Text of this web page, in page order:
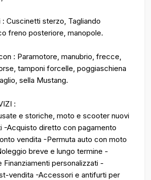
Cuscinetti sterzo, Tagliando
freno posteriore, manopole.
: Paramotore, manubrio, frecce,
tamponi forcelle, poggiaschiena
sella Mustang.
:
e storiche, moto e scooter nuovi
-Acquisto diretto con pagamento
vendita -Permuta auto con moto
breve e lungo termine -
Finanziamenti personalizzati -
vendita -Accessori e antifurti per